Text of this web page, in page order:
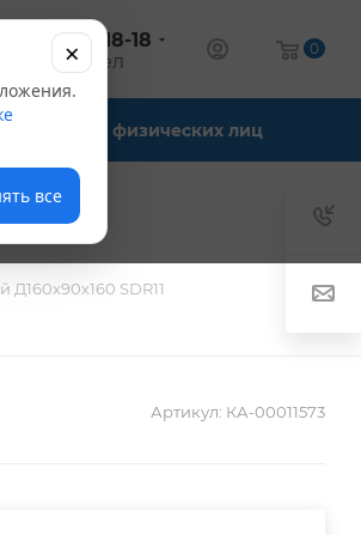
(347) 246-18-18
отдел
0
Для физических лиц
SDR11
Артикул: КА-00011573
все
×